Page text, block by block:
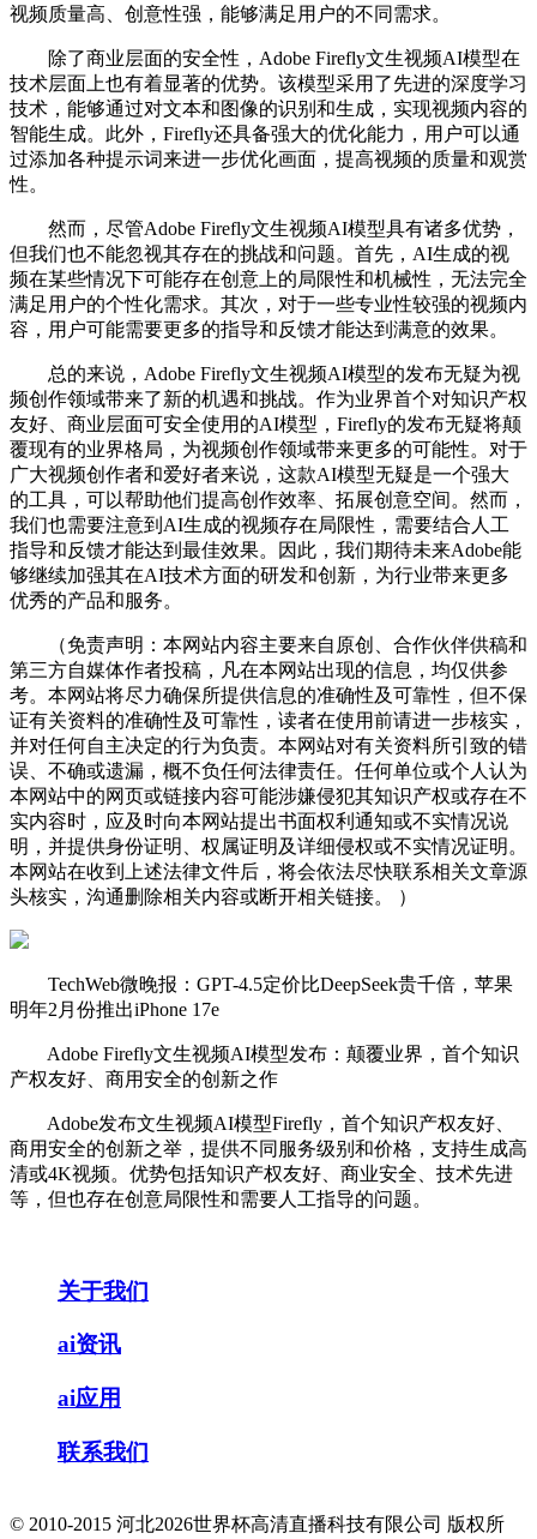
视频质量高、创意性强，能够满足用户的不同需求。
除了商业层面的安全性，Adobe Firefly文生视频AI模型在
技术层面上也有着显著的优势。该模型采用了先进的深度学习
技术，能够通过对文本和图像的识别和生成，实现视频内容的
智能生成。此外，Firefly还具备强大的优化能力，用户可以通
过添加各种提示词来进一步优化画面，提高视频的质量和观赏
性。
然而，尽管Adobe Firefly文生视频AI模型具有诸多优势，
但我们也不能忽视其存在的挑战和问题。首先，AI生成的视
频在某些情况下可能存在创意上的局限性和机械性，无法完全
满足用户的个性化需求。其次，对于一些专业性较强的视频内
容，用户可能需要更多的指导和反馈才能达到满意的效果。
总的来说，Adobe Firefly文生视频AI模型的发布无疑为视
频创作领域带来了新的机遇和挑战。作为业界首个对知识产权
友好、商业层面可安全使用的AI模型，Firefly的发布无疑将颠
覆现有的业界格局，为视频创作领域带来更多的可能性。对于
广大视频创作者和爱好者来说，这款AI模型无疑是一个强大
的工具，可以帮助他们提高创作效率、拓展创意空间。然而，
我们也需要注意到AI生成的视频存在局限性，需要结合人工
指导和反馈才能达到最佳效果。因此，我们期待未来Adobe能
够继续加强其在AI技术方面的研发和创新，为行业带来更多
优秀的产品和服务。
（免责声明：本网站内容主要来自原创、合作伙伴供稿和
第三方自媒体作者投稿，凡在本网站出现的信息，均仅供参
考。本网站将尽力确保所提供信息的准确性及可靠性，但不保
证有关资料的准确性及可靠性，读者在使用前请进一步核实，
并对任何自主决定的行为负责。本网站对有关资料所引致的错
误、不确或遗漏，概不负任何法律责任。任何单位或个人认为
本网站中的网页或链接内容可能涉嫌侵犯其知识产权或存在不
实内容时，应及时向本网站提出书面权利通知或不实情况说
明，并提供身份证明、权属证明及详细侵权或不实情况证明。
本网站在收到上述法律文件后，将会依法尽快联系相关文章源
头核实，沟通删除相关内容或断开相关链接。 ）
TechWeb微晚报：GPT-4.5定价比DeepSeek贵千倍，苹果
明年2月份推出iPhone 17e
Adobe Firefly文生视频AI模型发布：颠覆业界，首个知识
产权友好、商用安全的创新之作
Adobe发布文生视频AI模型Firefly，首个知识产权友好、
商用安全的创新之举，提供不同服务级别和价格，支持生成高
清或4K视频。优势包括知识产权友好、商业安全、技术先进
等，但也存在创意局限性和需要人工指导的问题。
关于我们
ai资讯
ai应用
联系我们
© 2010-2015 河北2026世界杯高清直播科技有限公司 版权所